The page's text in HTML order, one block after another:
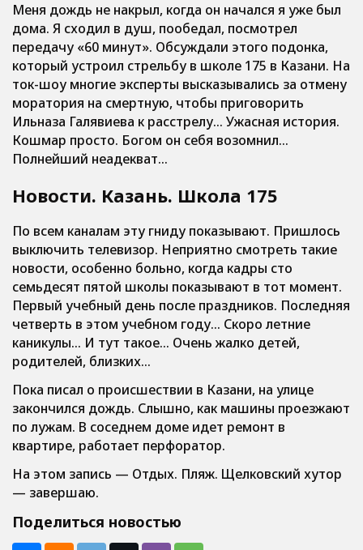
Меня дождь не накрыл, когда он начался я уже был
дома. Я сходил в душ, пообедал, посмотрел
передачу «60 минут». Обсуждали этого подонка,
который устроил стрельбу в школе 175 в Казани. На
ток-шоу многие эксперты высказывались за отмену
моратория на смертную, чтобы приговорить
Ильназа Галявиева к расстрелу… Ужасная история.
Кошмар просто. Богом он себя возомнил…
Полнейший неадекват…
Новости. Казань. Школа 175
По всем каналам эту гниду показывают. Пришлось
выключить телевизор. Неприятно смотреть такие
новости, особенно больно, когда кадры сто
семьдесят пятой школы показывают в тот момент.
Первый учебный день после праздников. Последняя
четверть в этом учебном году… Скоро летние
каникулы… И тут такое… Очень жалко детей,
родителей, близких…
Пока писал о происшествии в Казани, на улице
закончился дождь. Слышно, как машины проезжают
по лужам. В соседнем доме идет ремонт в
квартире, работает перфоратор.
На этом запись — Отдых. Пляж. Щелковский хутор
— завершаю.
Поделиться новостью